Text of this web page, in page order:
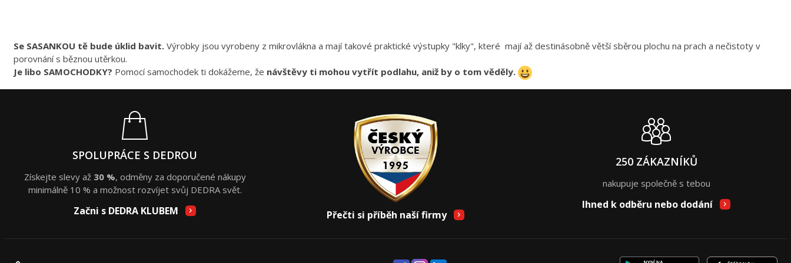
Se SASANKOU tě bude úklid bavit.Výrobky jsou vyrobeny z mikrovlákna a mají takové praktické výstupky "klky", které mají až destinásobně větší sběrou plochu na prach a nečistoty v
porovnání s běznou utěrkou.
Je libo SAMOCHODKY? Pomocí samochodek ti dokážeme, že návštěvy ti mohou vytřít podlahu, aniž by o tom věděly.
SPOLUPRÁCE S DEDROU
Získejte slevy až 30 %, odměny za doporučené nákupy
minimálně 10 % a možnost rozvíjet svůj DEDRA svět.
Začni s DEDRA KLUBEM Přečti si příběh naší firmy
250 ZÁKAZNÍKŮ
nakupuje společně s tebou
Ihned k odběru nebo dodání